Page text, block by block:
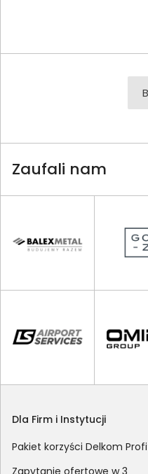
Zaufali nam
Dla Firm i Instytucji
Pakiet korzyści Delkom